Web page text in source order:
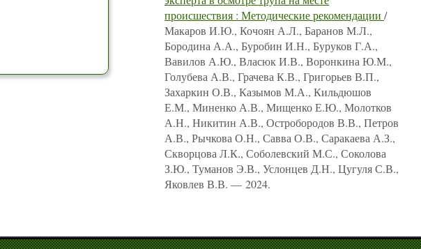
происшествия : Методические рекомендации /
Макаров И.Ю., Кочоян А.Л., Баранов М.Л.,
Бородина А.А., Буробин И.Н., Буруков Г.А.,
Вавилов А.Ю., Власюк И.В., Воронкина Ю.М.,
Голубева А.В., Грачева К.В., Григорьев В.П.,
Захаркин О.В., Казымов М.А., Кильдюшов
Е.М., Миненко А.В., Мищенко Е.Ю., Молотков
А.Н., Никитин А.В., Остробородов В.В., Петров
А.В., Рычкова О.Н., Савва О.В., Саракаева А.З.,
Скворцова Л.К., Соболевский М.С., Соколова
З.Ю., Туманов Э.В., Услонцев Д.Н., Цугуля С.В.,
Яковлев В.В. — 2024.